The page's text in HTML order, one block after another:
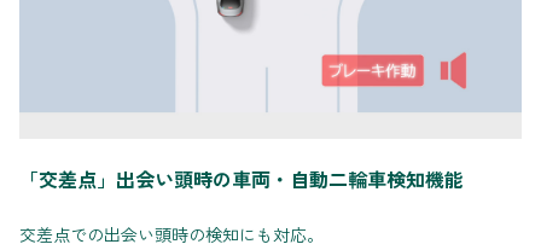
「交差点」出会い頭時の車両・自動二輪車検知機能
交差点での出会い頭時の検知にも対応。